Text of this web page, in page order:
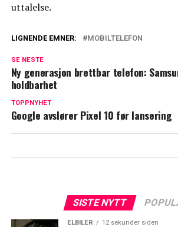
uttalelse.
LIGNENDE EMNER: MOBILTELEFON
SE NESTE
Ny generasjon brettbar telefon:
holdbarhet
TOPPNYHET
Google avslører Pixel 10 før lansering
SISTE NYTT
ELBILER 12 sekunder siden